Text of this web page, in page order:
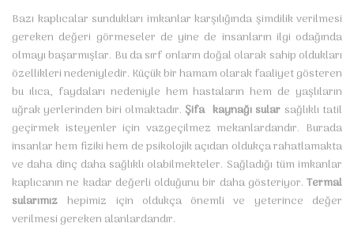
Bazı kaplıcalar sundukları imkanlar karşılığında şimdilik verilmesi
gereken değeri görmeseler de yine de insanların ilgi odağında
olmayı başarmışlar. Bu da sırf onların doğal olarak sahip oldukları
özellikleri nedeniyledir. Küçük bir hamam olarak faaliyet gösteren
bu ılıca, faydaları nedeniyle hem hastaların hem de yaşlıların
uğrak yerlerinden biri olmaktadır. Şifa kaynağı sular sağlıklı tatil
geçirmek isteyenler için vazgeçilmez mekanlardandır. Burada
insanlar hem fiziki hem de psikolojik açıdan oldukça rahatlamakta
ve daha dinç daha sağlıklı olabilmekteler. Sağladığı tüm imkanlar
kaplıcanın ne kadar değerli olduğunu bir daha gösteriyor. Termal
sularımız hepimiz için oldukça önemli ve yeterince değer
verilmesi gereken alanlardandır.